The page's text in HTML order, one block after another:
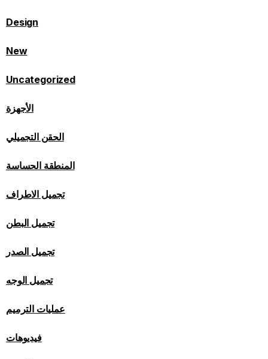
Design
New
Uncategorized
الأجهزة
الحقن التجميلي
المنطقة الحساسة
تجميل الاطراف
تجميل البطن
تجميل الصدر
تجميل الوجه
عمليات الترميم
فيديوهات